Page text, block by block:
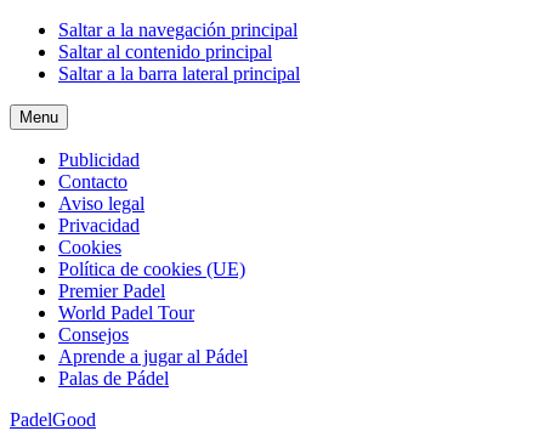
Saltar a la navegación principal
Saltar al contenido principal
Saltar a la barra lateral principal
Menu
Publicidad
Contacto
Aviso legal
Privacidad
Cookies
Política de cookies (UE)
Premier Padel
World Padel Tour
Consejos
Aprende a jugar al Pádel
Palas de Pádel
PadelGood